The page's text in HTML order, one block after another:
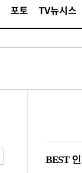
포토 TV뉴시스